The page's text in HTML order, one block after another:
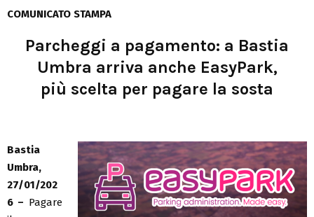
COMUNICATO STAMPA
Parcheggi a pagamento: a Bastia
Umbra arriva anche EasyPark,
più scelta per pagare la sosta
Bastia
Umbra,
27/01/202
6 – Pagare